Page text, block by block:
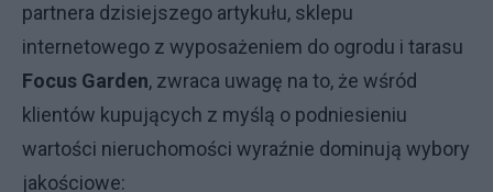
partnera dzisiejszego artykułu, sklepu
internetowego z wyposażeniem do ogrodu i tarasu
Focus Garden, zwraca uwagę na to, że wśród
klientów kupujących z myślą o podniesieniu
wartości nieruchomości wyraźnie dominują wybory
jakościowe: